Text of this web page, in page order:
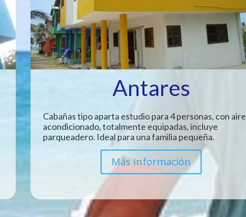
Antares
Cabañas tipo aparta estudio para 4 personas, con aire
acondicionado, totalmente equipadas, incluye
parqueadero. Ideal para una familia pequeña.
Más Información